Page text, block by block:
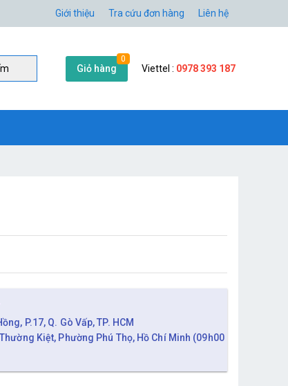
Giới thiệu Tra cứu đơn hàng Liên hệ
Giỏ hàng
0
Viettel : 0978 393 187
P.17, Q. Gò Vấp, TP. HCM
Kiệt, Phường Phú Thọ, Hồ Chí Minh (09h00